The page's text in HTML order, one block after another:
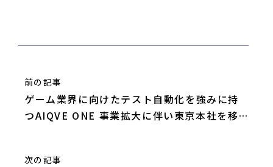
前の記事
ゲーム業界に向けたテスト自動化を強みに持
つAIQVE ONE 事業拡大に伴い東京本社を移
次の記事